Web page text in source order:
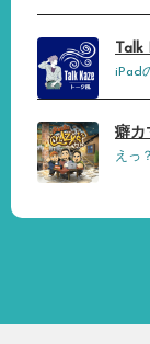
iPad
癖カ
えっ